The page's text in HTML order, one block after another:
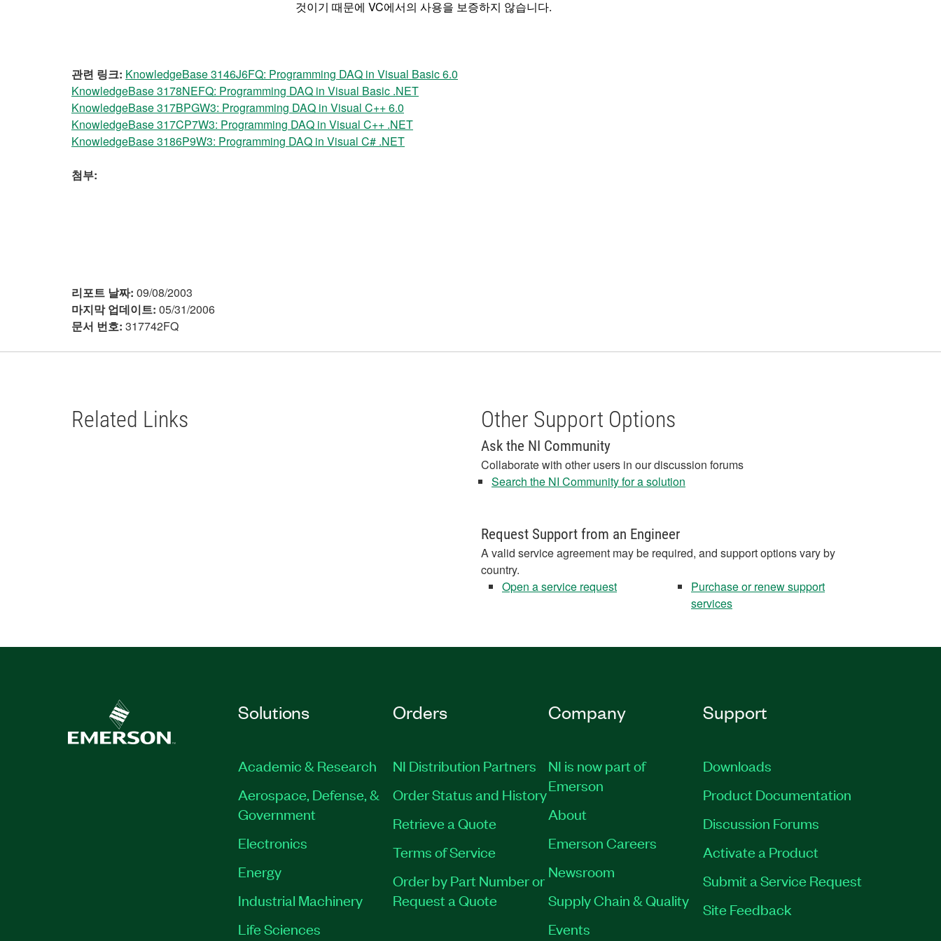
것이기 때문에 VC에서의 사용을 보증하지 않습니다.
관련 링크: KnowledgeBase 3146J6FQ: Programming DAQ in Visual Basic 6.0
KnowledgeBase 3178NEFQ: Programming DAQ in Visual Basic .NET
KnowledgeBase 317BPGW3: Programming DAQ in Visual C++ 6.0
KnowledgeBase 317CP7W3: Programming DAQ in Visual C++ .NET
KnowledgeBase 3186P9W3: Programming DAQ in Visual C# .NET
첨부:
리포트 날짜: 09/08/2003
마지막 업데이트: 05/31/2006
문서 번호: 317742FQ
Related Links Other Support Options
Ask the NI Community
Collaborate with other users in our discussion forums
Search the NI Community for a solution
Request Support from an Engineer
A valid service agreement may be required, and support options vary by
country.
Open a service request
Purchase or renew support
services
Solutions
Academic & Research
Aerospace, Defense, &
Government
Electronics
Energy
Industrial Machinery
Life Sciences
Orders
NI Distribution Partners
Order Status and History
Retrieve a Quote
Terms of Service
Order by Part Number or
Request a Quote
Company
NI is now part of
Emerson
About
Emerson Careers
Newsroom
Supply Chain & Quality
Events
Support
Downloads
Product Documentation
Discussion Forums
Activate a Product
Submit a Service Request
Site Feedback